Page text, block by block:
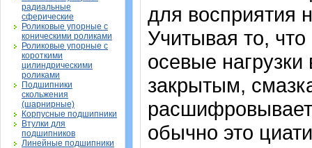
радиальные
сферические
Роликовые упорные с
коническими роликами
Роликовые упорные с
короткими
цилиндрическими
роликами
Подшипники
скольжения
(шарнирные)
Корпусные подшипники
Втулки для
подшипников
Линейные подшипники
для восприятия
Учитывая то,
осевые
закрытым,
обычно это